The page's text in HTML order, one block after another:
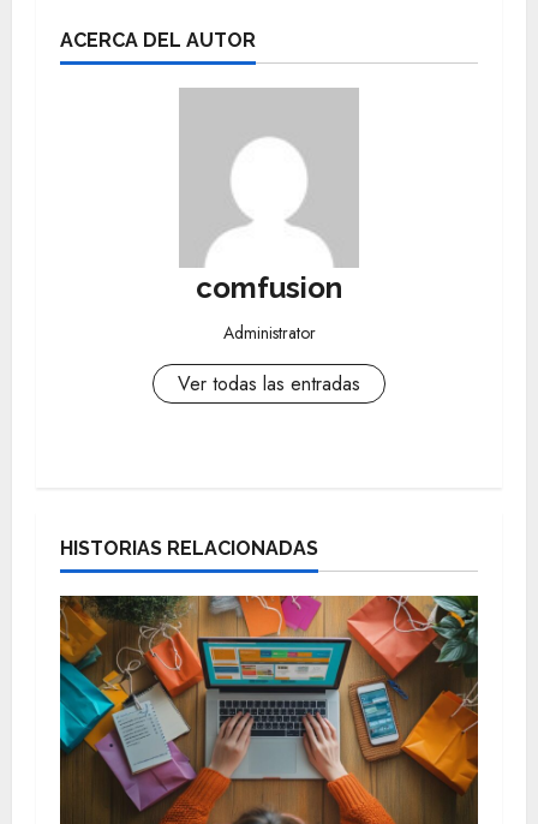
ACERCA DEL AUTOR
comfusion
Administrator
Ver todas las entradas
v
e
g
a
c
HISTORIAS RELACIONADAS